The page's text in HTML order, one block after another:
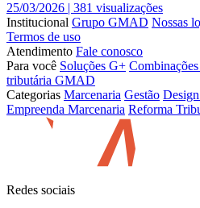
25/03/2026 | 381 visualizações
Institucional Grupo GMAD Nossas
Termos de uso
Atendimento Fale conosco
Para você Soluções G+
tributária GMAD
Categorias Marcenaria Gestão
Empreenda Marcenaria Reforma
Redes sociais